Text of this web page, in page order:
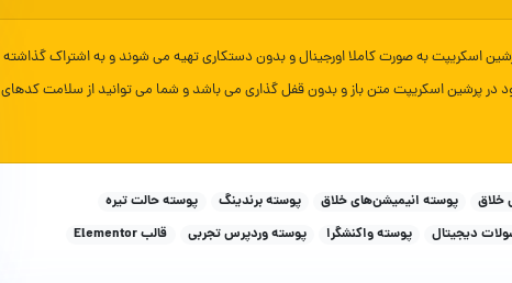
اسکریپت به صورت کاملا اورجینال و بدون دستکاری تهیه می شوند و به اشتراک گذاشته
در پرشین اسکریپت متن باز و بدون قفل گذاری می باشد و شما می توانید از سلامت کدهای
خلاق پوسته انیمیشن‌های خلاق پوسته برندینگ
پوسته حالت تیره
دیجیتال پوسته واکنشگرا پوسته وردپرس تجربی
قالب Elementor